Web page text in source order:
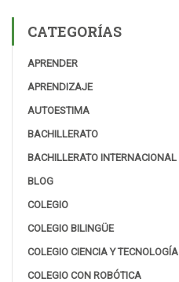
CATEGORÍAS
APRENDER
APRENDIZAJE
AUTOESTIMA
BACHILLERATO
BACHILLERATO INTERNACIONAL
BLOG
COLEGIO
COLEGIO BILINGÜE
COLEGIO CIENCIA Y TECNOLOGÍA
COLEGIO CON ROBÓTICA